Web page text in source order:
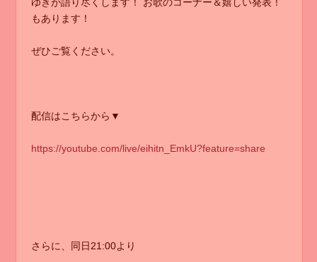
もあります！
ぜひご覧ください。
配信はこちらから▼
https://youtube.com/live/eihitn_EmkU?feature=share
さらに、同日21:00より